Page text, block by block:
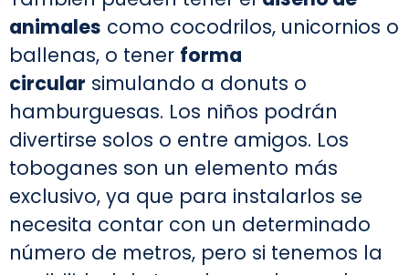
animales como cocodrilos, unicornios o
ballenas, o tener forma
circular simulando a donuts o
hamburguesas. Los niños podrán
divertirse solos o entre amigos. Los
toboganes son un elemento más
exclusivo, ya que para instalarlos se
necesita contar con un determinado
número de metros, pero si tenemos la